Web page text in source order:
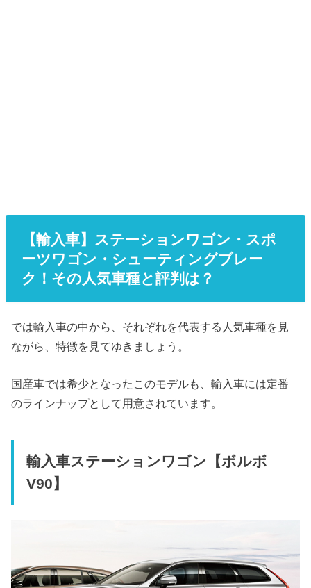
【輸入車】ステーションワゴン・スポ
ーツワゴン・シューティングブレー
ク！その人気車種と評判は？
では輸入車の中から、それぞれを代表する人気車種を見
ながら、特徴を見てゆきましょう。
国産車では希少となったこのモデルも、輸入車には定番
のラインナップとして用意されています。
輸入車ステーションワゴン【ボルボ
V90】